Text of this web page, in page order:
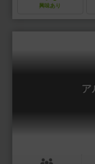
興味あり
ア